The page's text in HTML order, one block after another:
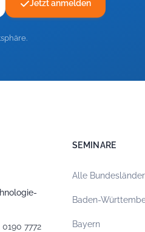
Jetzt anmelden
7772
SEMINARE
Alle Bundesländer
Baden-
Bayern